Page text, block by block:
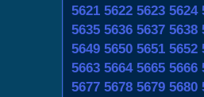
5621 5622 5623 5624
5635 5636 5637 5638
5649 5650 5651 5652
5663 5664 5665 5666
5677 5678 5679 5680